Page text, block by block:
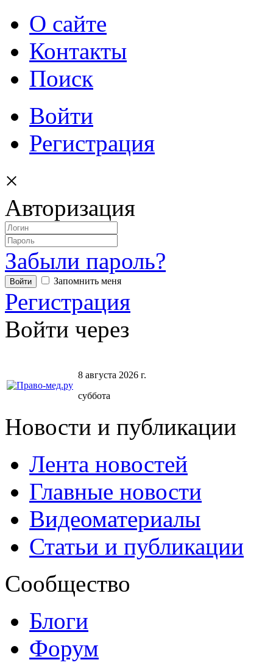
О сайте
Контакты
Поиск
Войти
Регистрация
×
Авторизация
Забыли пароль?
Запомнить меня
Регистрация
Войти через
8 августа 2026 г.
суббота
Новости и публикации
Лента новостей
Главные новости
Видеоматериалы
Статьи и публикации
Сообщество
Блоги
Форум